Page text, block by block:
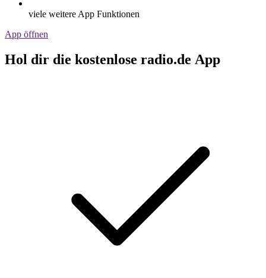
viele weitere App Funktionen
App öffnen
Hol dir die kostenlose radio.de App